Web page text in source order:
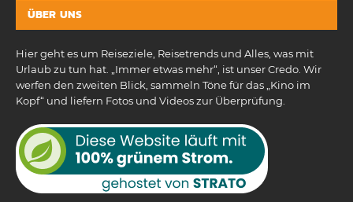
ÜBER UNS
Hier geht es um Reiseziele, Reisetrends und Alles, was mit
Urlaub zu tun hat. „Immer etwas mehr“, ist unser Credo. Wir
werfen den zweiten Blick, sammeln Töne für das „Kino im
Kopf“ und liefern Fotos und Videos zur Überprüfung.